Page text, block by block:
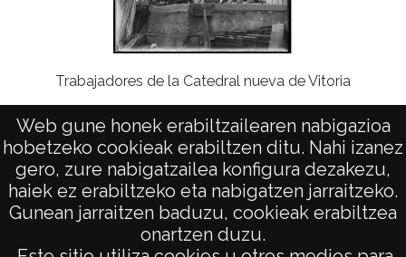
Web gune honek erabiltzailearen nabigazioa
hobetzeko cookieak erabiltzen ditu. Nahi izanez
gero, zure nabigatzailea konfigura dezakezu,
haiek ez erabiltzeko eta nabigatzen jarraitzeko.
Gunean jarraitzen baduzu, cookieak erabiltzea
onartzen duzu.
Trabajadores de la Catedral nueva de Vitoria
AVISO LEGAL